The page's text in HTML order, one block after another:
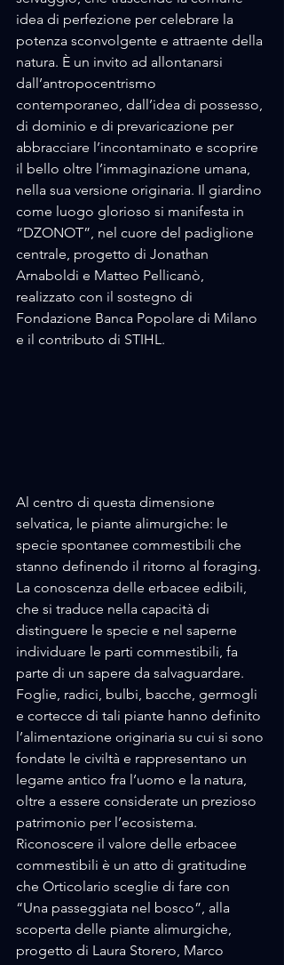
idea di perfezione per celebrare la
potenza sconvolgente e attraente della
natura. È un invito ad allontanarsi
dall’antropocentrismo
contemporaneo, dall’idea di possesso,
di dominio e di prevaricazione per
abbracciare l’incontaminato e scoprire
il bello oltre l’immaginazione umana,
nella sua versione originaria. Il giardino
come luogo glorioso si manifesta in
“DZONOT”, nel cuore del padiglione
centrale, progetto di Jonathan
Arnaboldi e Matteo Pellicanò,
realizzato con il sostegno di
Fondazione Banca Popolare di Milano
e il contributo di STIHL.
Al centro di questa dimensione
selvatica, le piante alimurgiche: le
specie spontanee commestibili che
stanno definendo il ritorno al foraging.
La conoscenza delle erbacee edibili,
che si traduce nella capacità di
distinguere le specie e nel saperne
individuare le parti commestibili, fa
parte di un sapere da salvaguardare.
Foglie, radici, bulbi, bacche, germogli
e cortecce di tali piante hanno definito
l’alimentazione originaria su cui si sono
fondate le civiltà e rappresentano un
legame antico fra l’uomo e la natura,
oltre a essere considerate un prezioso
patrimonio per l’ecosistema.
Riconoscere il valore delle erbacee
commestibili è un atto di gratitudine
che Orticolario sceglie di fare con
“Una passeggiata nel bosco”, alla
scoperta delle piante alimurgiche,
progetto di Laura Storero, Marco